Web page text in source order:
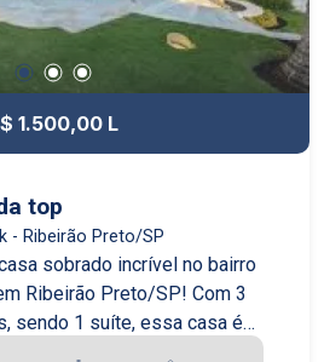
1.500,00 L
top
- Ribeirão Preto/SP
sobrado incrível no bairro
Ribeirão Preto/SP! Com 3
sendo 1 suíte, essa casa é